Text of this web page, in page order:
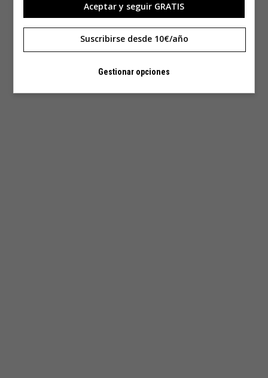
Aceptar y seguir GRATIS
Suscribirse desde 10€/año
Gestionar opciones